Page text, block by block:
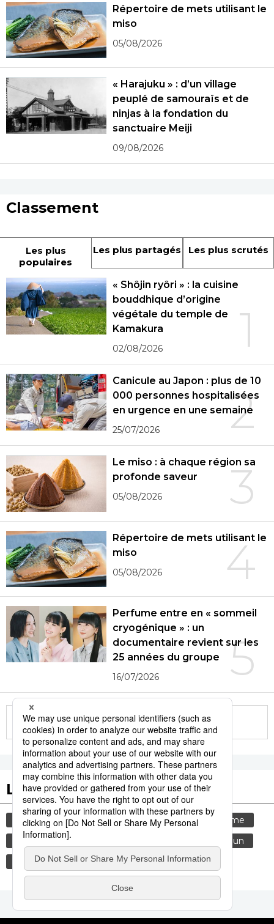
Répertoire de mets utilisant le
miso
05/08/2026
« Harajuku » : d’un village
peuplé de samouraïs et de
ninjas à la fondation du
sanctuaire Meiji
09/08/2026
Classement
Les plus
populaires
Les plus partagés Les plus scrutés
1
« Shôjin ryôri » : la cuisine
bouddhique d’origine
végétale du temple de
Kamakura
02/08/2026
2
Canicule au Japon : plus de 10
000 personnes hospitalisées
en urgence en une semaine
25/07/2026
3
Le miso : à chaque région sa
profonde saveur
05/08/2026
4
Répertoire de mets utilisant le
miso
05/08/2026
5
Perfume entre en « sommeil
cryogénique » : un
documentaire revient sur les
25 années du groupe
16/07/2026
More in this series
Les tags populaires
société gastronomie histoire
tourisme
culture
edo
shogun
vie quotidienne